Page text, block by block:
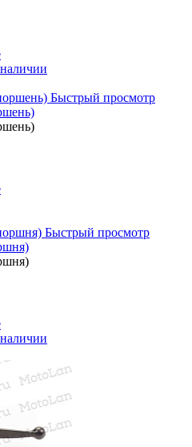
Быстрый просмотр
Быстрый просмотр